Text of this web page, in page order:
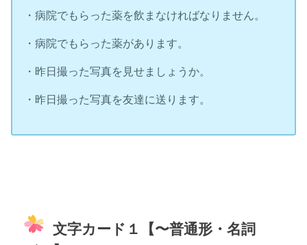
・病院でもらった薬を飲まなければなりません。
・病院でもらった薬があります。
・昨日撮った写真を見せましょうか。
・昨日撮った写真を友達に送ります。
文字カード１【〜普通形・名詞